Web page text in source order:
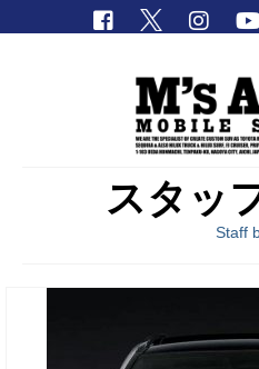
取扱車種一覧
在庫車一覧
M’sCollectionパーツ一
スタッ
Staff